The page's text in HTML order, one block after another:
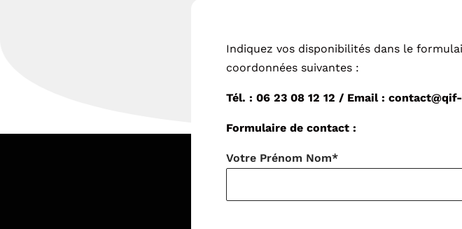
Indiquez vos disponibilités dans le
coordonnées suivantes :
Tél. : 06 23 08 12 12 / Email :
Formulaire de contact :
Votre Prénom Nom*